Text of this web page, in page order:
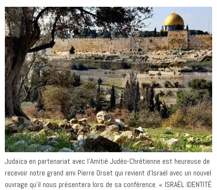
Judaïca en partenariat avec l’Amitié Judéo-Chrétienne est heureuse de
recevoir notre grand ami Pierre Orset qui revient d’Israël avec un nouvel
ouvrage qu’il nous présentera lors de sa conférence. « ISRAËL IDENTITÉ